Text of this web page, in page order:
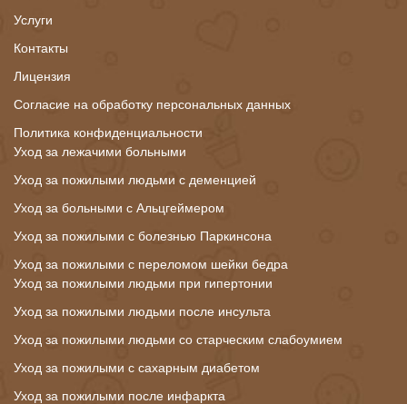
Услуги
Контакты
Лицензия
Согласие на обработку персональных данных
Политика конфиденциальности
Уход за лежачими больными
Уход за пожилыми людьми с деменцией
Уход за больными с Альцгеймером
Уход за пожилыми с болезнью Паркинсона
Уход за пожилыми с переломом шейки бедра
Уход за пожилыми людьми при гипертонии
Уход за пожилыми людьми после инсульта
Уход за пожилыми людьми со старческим слабоумием
Уход за пожилыми с сахарным диабетом
Уход за пожилыми после инфаркта